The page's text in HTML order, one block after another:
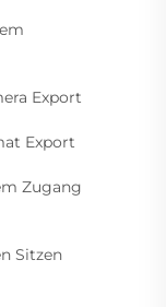
Export
Export
Zugang
Sitzen